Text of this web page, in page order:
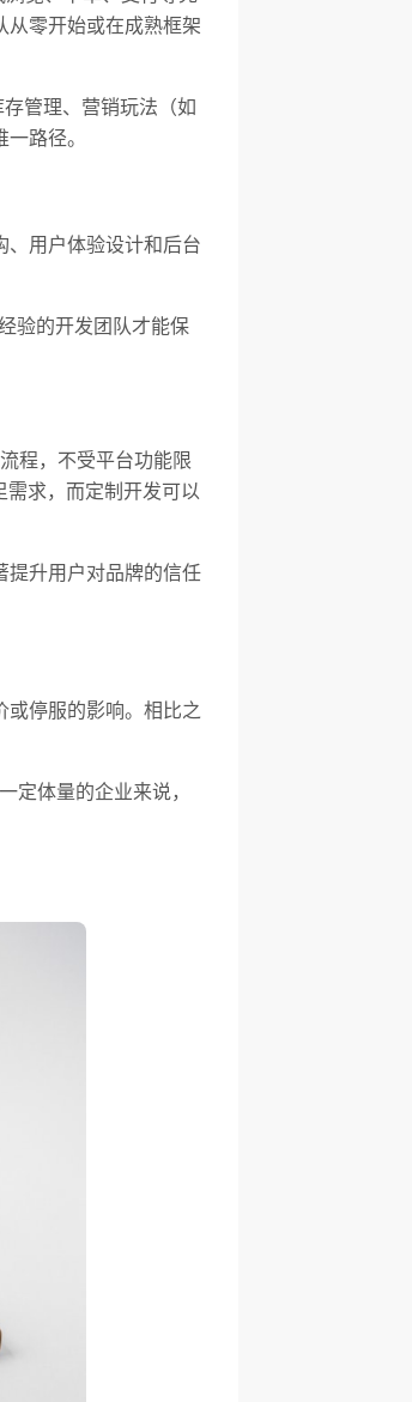
从零开始或在成熟框架
管理、营销玩法（如
路径。
、用户体验设计和后台
验的开发团队才能保
程，不受平台功能限
求，而定制开发可以
提升用户对品牌的信任
或停服的影响。相比之
定体量的企业来说，